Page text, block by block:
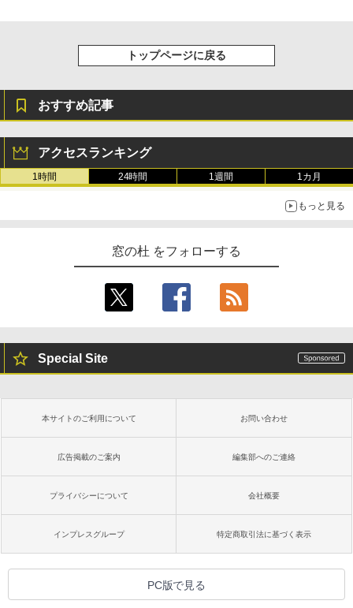
トップページに戻る
おすすめ記事
アクセスランキング
1時間 24時間 1週間 1カ月
もっと見る
窓の杜 をフォローする
Special Site
本サイトのご利用について お問い合わせ
広告掲載のご案内 編集部へのご連絡
プライバシーについて 会社概要
インプレスグループ 特定商取引法に基づく表示
PC版で見る